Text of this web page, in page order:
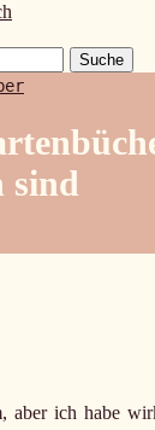
Suche
sind
aber ich habe